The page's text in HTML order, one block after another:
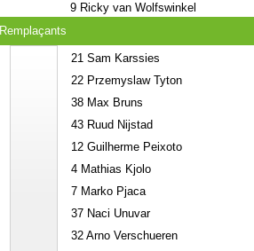
9Ricky van Wolfswinkel
Remplaçants
21Sam Karssies
22Przemyslaw Tyton
38Max Bruns
43Ruud Nijstad
12Guilherme Peixoto
4Mathias Kjolo
7Marko Pjaca
37Naci Unuvar
32Arno Verschueren